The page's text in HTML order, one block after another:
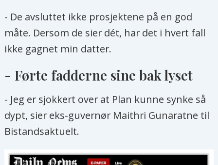
- De avsluttet ikke prosjektene på en god
måte. Dersom de sier dét, har det i hvert fall
ikke gagnet min datter.
- Førte fadderne sine bak lyset
- Jeg er sjokkert over at Plan kunne synke så
dypt, sier eks-guvernør Maithri Gunaratne til
Bistandsaktuelt.